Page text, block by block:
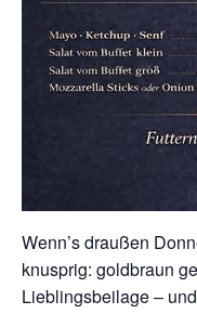
Wenn’s draußen
knusprig: goldbraun
Lieblingsbeilage –